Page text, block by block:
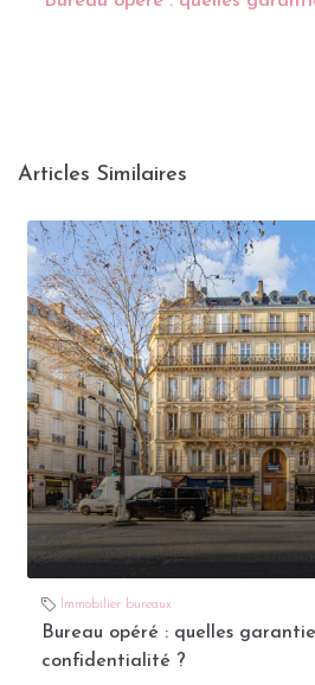
Articles Similaires
Immobilier bureaux
Bureau opéré : quelles
confidentialité ?